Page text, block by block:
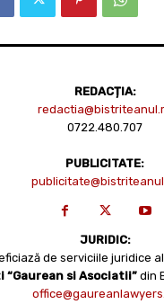
REDACȚIA:
0722.480.707
PUBLICITATE:
JURIDIC:
de serviciile juridice
“Gaurean si Asociatii” din